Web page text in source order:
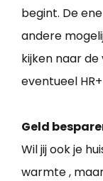
begint. De
andere
kijken naar
eventueel
Geld
Wil jij ook je
warmte ,